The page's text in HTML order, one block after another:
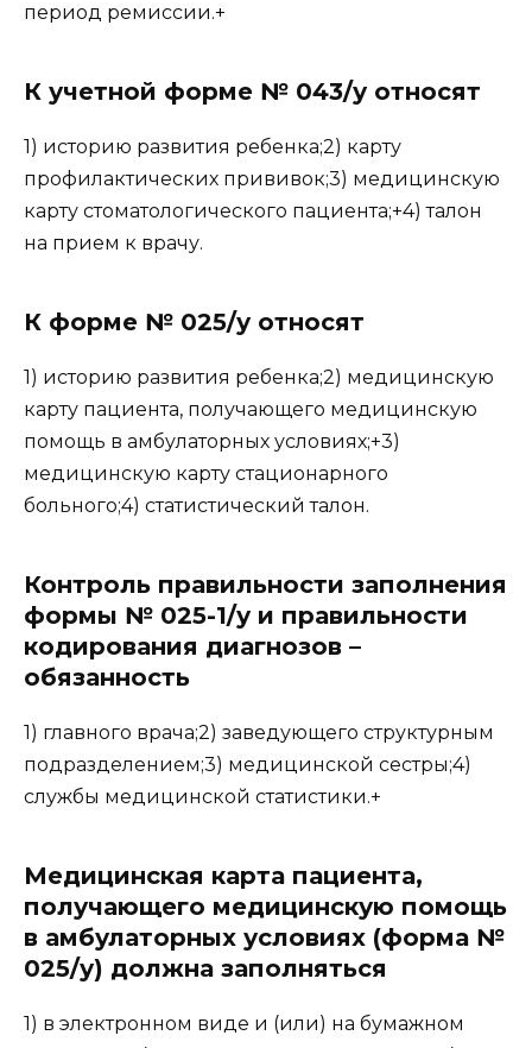
период ремиссии.+
К учетной форме № 043/у относят
1) историю развития ребенка;2) карту
профилактических прививок;3) медицинскую
карту стоматологического пациента;+4) талон
на прием к врачу.
К форме № 025/у относят
1) историю развития ребенка;2) медицинскую
карту пациента, получающего медицинскую
помощь в амбулаторных условиях;+3)
медицинскую карту стационарного
больного;4) статистический талон.
Контроль правильности заполнения
формы № 025-1/у и правильности
кодирования диагнозов –
обязанность
1) главного врача;2) заведующего структурным
подразделением;3) медицинской сестры;4)
службы медицинской статистики.+
Медицинская карта пациента,
получающего медицинскую помощь
в амбулаторных условиях (форма №
025/у) должна заполняться
1) в электронном виде и (или) на бумажном